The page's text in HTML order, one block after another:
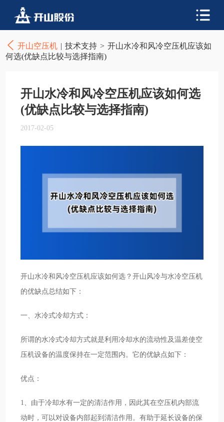
开山空压机 | 技术支持 > 开山水冷和风冷空压机应该如
何选(优缺点比较与选择指南)
开山水冷和风冷空压机应该如何选
(优缺点比较与选择指南)
2017-02-05
开山水冷和风冷空压机应该如何选？开山风冷与水冷空压机
的优缺点总结如下：
一、水冷式冷却方式：
所谓的水冷式冷却方式就是利用冷却水的流动性及温差使空
压机设备的温度保持在一定范围内。它的优缺点如下：
优点：
1、由于冷却水有一定的清洁作用，因此其在空压机内部流
动时，可以对设备内部起到清洁作用。有助于延长设备的保